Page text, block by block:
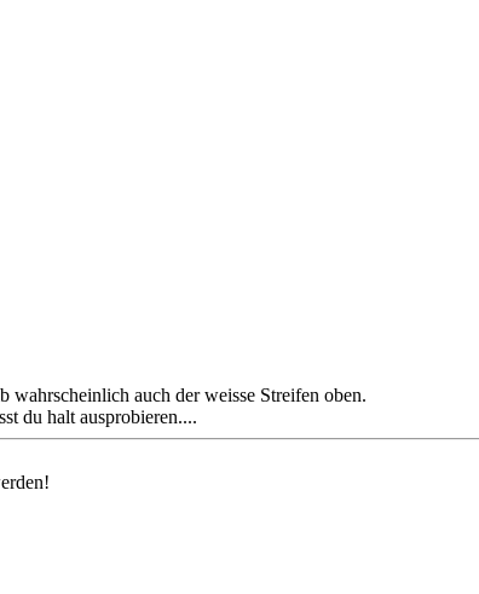
auch der weisse Streifen oben.
du halt ausprobieren....